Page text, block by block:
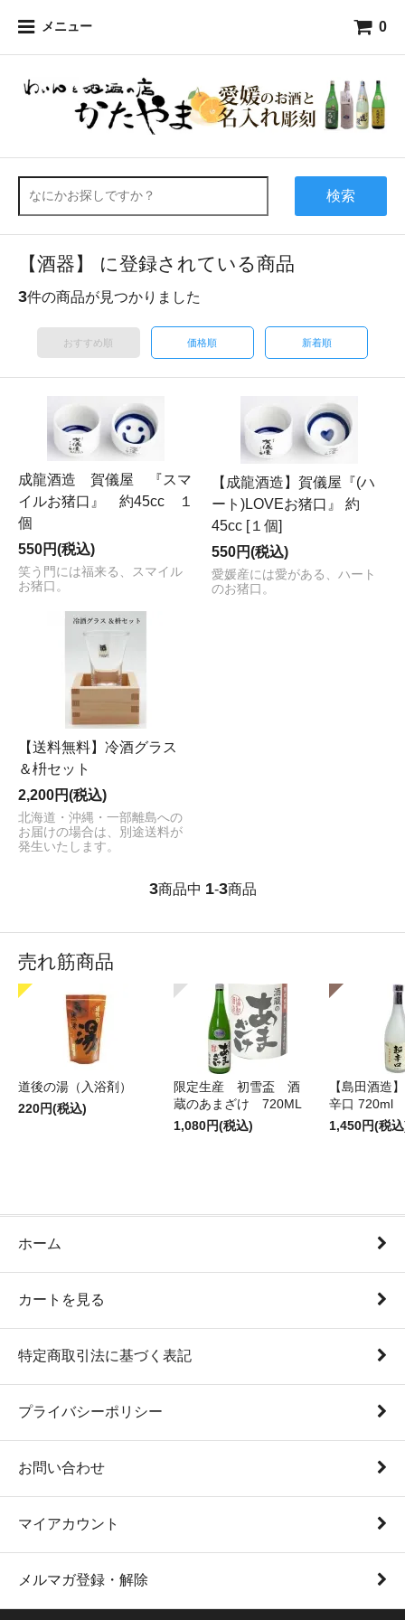
メニュー 0
検索
【酒器】 に登録されている商品
3件の商品が見つかりました
おすすめ順 価格順 新着順
成龍酒造 賀儀屋 『スマ
イルお猪口』 約45cc １
個
550円(税込)
笑う門には福来る、スマイル
お猪口。
【成龍酒造】賀儀屋『(ハ
ート)LOVEお猪口』 約
45cc [１個]
550円(税込)
愛媛産には愛がある、ハート
のお猪口。
【送料無料】冷酒グラス
＆枡セット
2,200円(税込)
北海道・沖縄・一部離島への
お届けの場合は、別途送料が
発生いたします。
3商品中 1-3商品
売れ筋商品
道後の湯（入浴剤）
220円(税込)
限定生産 初雪盃 酒
蔵のあまざけ 720ML
1,080円(税込)
【島田酒造
辛口 720ml
1,450円(税
ホーム
カートを見る
特定商取引法に基づく表記
プライバシーポリシー
お問い合わせ
マイアカウント
メルマガ登録・解除